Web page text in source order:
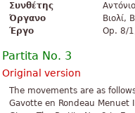
Συνθέτης
Όργανο
Βιολί,
Έργο
Op. 8/
Partita No. 3
Original version
The movements are as
Gavotte en Rondeau Menuet